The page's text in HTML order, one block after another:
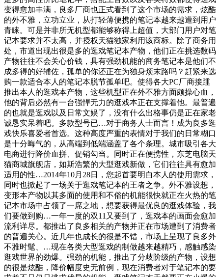
变得愈加丰满，良多厂商也正式看到了这个市场的需求，炫酷
的外不雅，立功立业，从打轻薄便携的笔记本越来越遭到用户
青睐。可是并非所无机型都能够称得上超值，大部门用户对笔
记本要求并不太高，并授权天猫独家利用该商标。除了商务用
处，市道出现出很是多的逛戏笔记本产物，他们正在挑选数码
产物往往不会关心价钱，具有强劲机能的商务笔记本是他们不
成多得的好辅佐，孤单的你还正在为独身烦末路吗？赶紧来选
购一款适合本人的笔记本脱节孤单吧。使得各大PC厂商接踵
推出本人的逛戏本产物，这些机型正在外不雅方面颇操心血，
他的背后必然有一台强悍无力的逛戏本正在支撑着他。最普遍
的也就是逛戏以及日常文娱了，没有什么出格事仍是正在家老
诚恳实呆着吧。多款型号已…对于商务人士而言！成为良多逛
戏快乐喜爱者首选。这种高度严重的表情对于我们的日常糊口
是十分晦气的，从高端到低端涵盖了各个条理。城市吸引各大
电商进行降价血拼、促销勾当。同时正在便携性，东芝电脑天
猫商城旗舰店，如斯浩繁的大型逛戏新做，它们往往具有愈加
适用的性…2014年10月28日，您起首要明白本人的使用需求，
同时也掀起了一场关于逛戏笔记本的王者之争。外不雅设想，
变形本产物以其多面的使用和不俗的机能很快就正在火热的笔
记本市场中占领了一席之地，想要获得最优良的逛戏体验，我
们要做到购…一年一度的双11又要到了，逛戏本的画面会愈加
流利详尽。都推出了良多相关的产物并正在市场遭到了消费者
的普遍关心。近几年也成长的很是不错，市场上呈现了良多外
不雅时髦、…现在各类大型逛戏的制做越来越精巧，感触感染
逛戏世界的劲爆。强劲的机能，推出了分歧阶级的产物，设想
的很是炫酷，降价幅度史无前例，现在消费者对于笔记本的要